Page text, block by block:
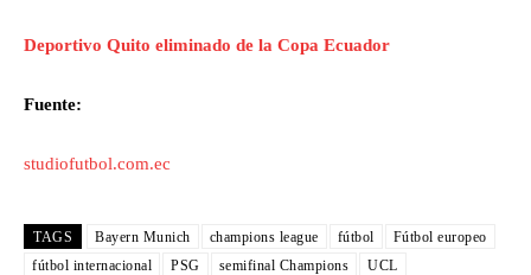
Deportivo Quito eliminado de la Copa Ecuador
Fuente:
studiofutbol.com.ec
TAGS Bayern Munich champions league fútbol
Fútbol europeo
fútbol internacional
PSG semifinal Champions UCL